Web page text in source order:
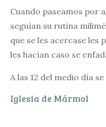
Cuando paseamos por
seguían su rutina
que se les acercase les
les hacían caso se
A las 12 del medio día
Iglesia de Mármol